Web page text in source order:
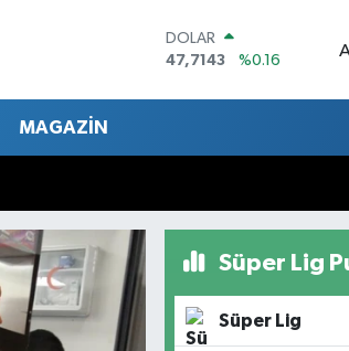
DOLAR
47,7143
%0.16
BİST100
BITCOIN
MAGAZİN
Süper Lig
Süper Lig